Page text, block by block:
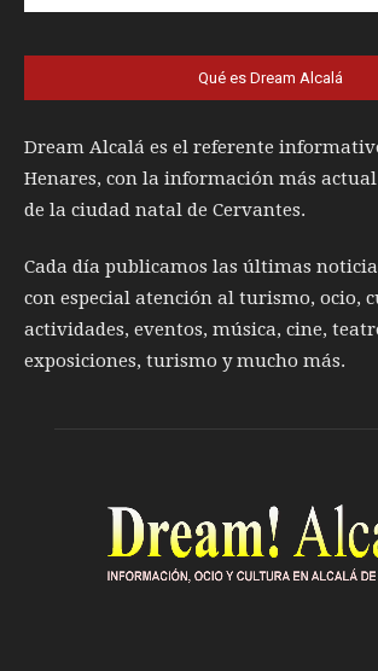
Qué es Dream Alcalá
Dream Alcalá es el referente
Henares, con la información más
de la ciudad natal de Cervantes.
Cada día publicamos las últimas
con especial atención al turismo, ocio,
actividades, eventos, música, cine,
exposiciones, turismo y mucho más.